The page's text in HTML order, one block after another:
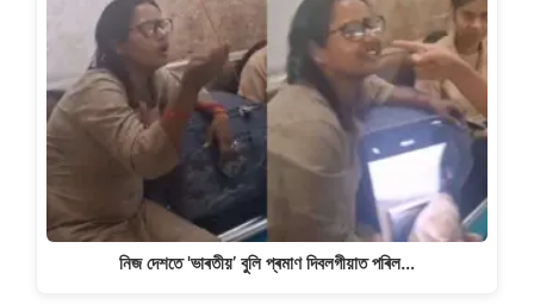
নিজ দেশতে 'ভাৰতীয়’ বুলি প্ৰমাণ দিবলগীয়াত পৰিল…